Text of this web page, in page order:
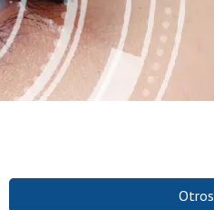
Otros